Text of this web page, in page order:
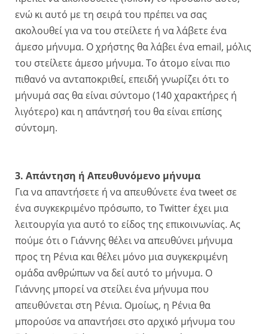
ενώ κι αυτό με τη σειρά του πρέπει να σας
ακολουθεί για να του στείλετε ή να λάβετε ένα
άμεσο μήνυμα. Ο χρήστης θα λάβει ένα email, μόλις
του στείλετε άμεσο μήνυμα. Το άτομο είναι πιο
πιθανό να ανταποκριθεί, επειδή γνωρίζει ότι το
μήνυμά σας θα είναι σύντομο (140 χαρακτήρες ή
λιγότερο) και η απάντησή του θα είναι επίσης
σύντομη.
3. Απάντηση ή Απευθυνόμενο μήνυμα
Για να απαντήσετε ή να απευθύνετε ένα tweet σε
ένα συγκεκριμένο πρόσωπο, το Twitter έχει μια
λειτουργία για αυτό το είδος της επικοινωνίας. Ας
πούμε ότι ο Γιάννης θέλει να απευθύνει μήνυμα
προς τη Ρένια και θέλει μόνο μια συγκεκριμένη
ομάδα ανθρώπων να δεί αυτό το μήνυμα. Ο
Γιάννης μπορεί να στείλει ένα μήνυμα που
απευθύνεται στη Ρένια. Ομοίως, η Ρένια θα
μπορούσε να απαντήσει στο αρχικό μήνυμα του